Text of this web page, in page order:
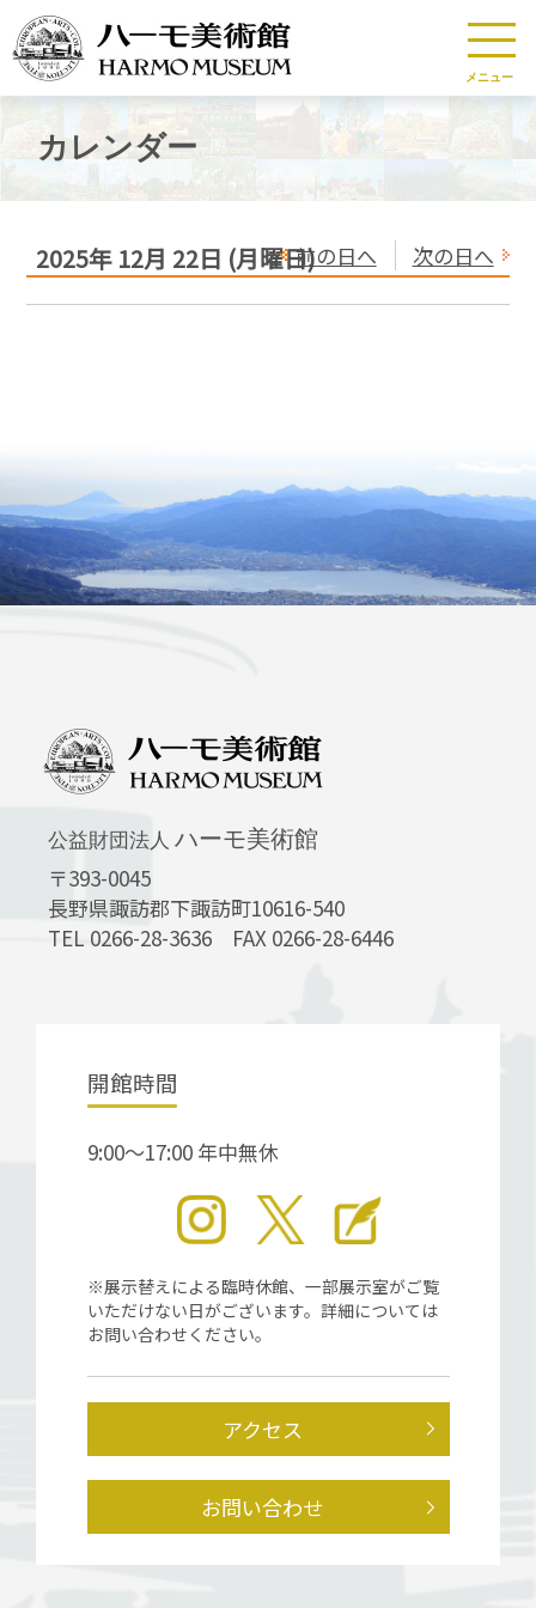
メニュー
カレンダー
2025年 12月 22日 (月曜日)
前の日へ 次の日へ
公益財団法人 ハーモ美術館
〒393-0045
長野県諏訪郡下諏訪町10616-540
TEL 0266-28-3636 FAX 0266-28-6446
開館時間
9:00～17:00 年中無休
※展示替えによる臨時休館、一部展示室がご覧
いただけない日がございます。詳細については
お問い合わせください。
アクセス
お問い合わせ